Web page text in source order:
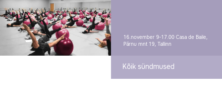
16.november 9-17.00 Casa de Baile,
Pärnu mnt 19, Tallinn
Kõik sündmused